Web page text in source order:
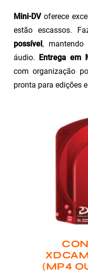
Mini-DVoferece
estão escassos.
possível, mantendo
áudio. Entrega em
com organização
pronta para edições
(MP4